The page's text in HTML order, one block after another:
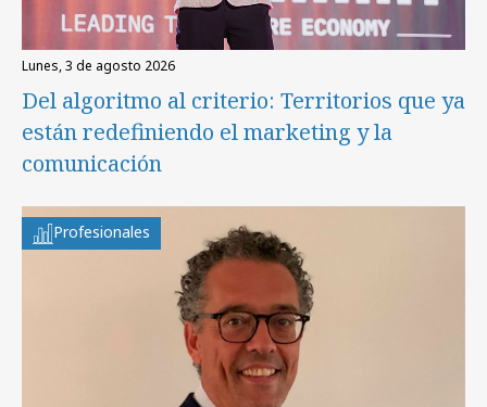
lunes, 3 de agosto 2026
Del algoritmo al criterio: Territorios que ya
están redefiniendo el marketing y la
comunicación
Profesionales